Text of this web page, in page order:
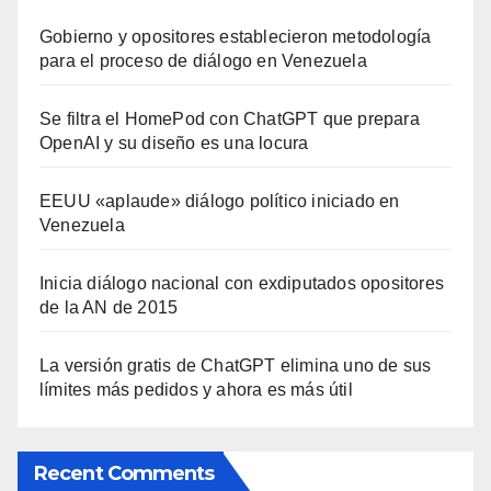
Gobierno y opositores establecieron metodología
para el proceso de diálogo en Venezuela
Se filtra el HomePod con ChatGPT que prepara
OpenAI y su diseño es una locura
EEUU «aplaude» diálogo político iniciado en
Venezuela
Inicia diálogo nacional con exdiputados opositores
de la AN de 2015
La versión gratis de ChatGPT elimina uno de sus
límites más pedidos y ahora es más útil
Recent Comments